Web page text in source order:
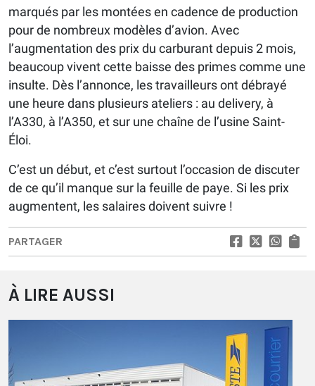
marqués par les montées en cadence de production
pour de nombreux modèles d’avion. Avec
l’augmentation des prix du carburant depuis 2 mois,
beaucoup vivent cette baisse des primes comme une
insulte. Dès l’annonce, les travailleurs ont débrayé
une heure dans plusieurs ateliers : au delivery, à
l’A330, à l’A350, et sur une chaîne de l’usine Saint-
Éloi.
C’est un début, et c’est surtout l’occasion de discuter
de ce qu’il manque sur la feuille de paye. Si les prix
augmentent, les salaires doivent suivre !
PARTAGER
À LIRE AUSSI